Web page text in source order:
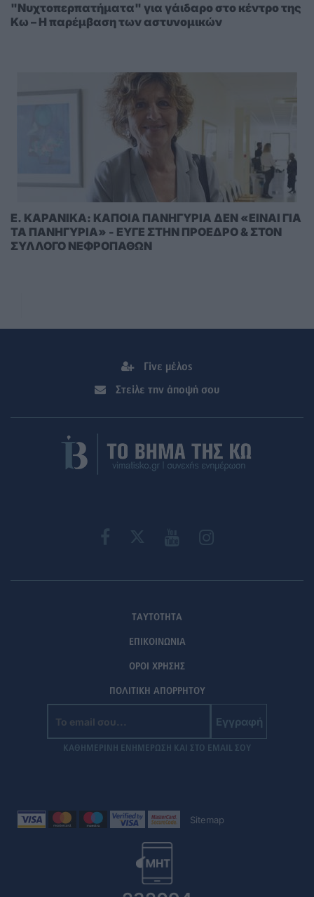
"Νυχτοπερπατήματα" για γάιδαρο στο κέντρο της
Κω – Η παρέμβαση των αστυνομικών
E. KAΡΑΝΙΚΑ: ΚΑΠΟΙΑ ΠΑΝΗΓΥΡΙΑ ΔΕΝ «ΕΙΝΑΙ ΓΙΑ
ΤΑ ΠΑΝΗΓΥΡΙΑ» - ΕΥΓΕ ΣΤΗΝ ΠΡΟΕΔΡΟ & ΣΤΟΝ
ΣΥΛΛΟΓΟ ΝΕΦΡΟΠΑΘΩΝ
Γίνε μέλος
Στείλε την άποψή σου
ΤΑΥΤΟΤΗΤΑ
ΕΠΙΚΟΙΝΩΝΙΑ
ΟΡΟΙ ΧΡΗΣΗΣ
ΠΟΛΙΤΙΚΗ ΑΠΟΡΡΗΤΟΥ
Εγγραφή
ΚΑΘΗΜΕΡΙΝΗ ΕΝΗΜΕΡΩΣΗ ΚΑΙ ΣΤΟ EMAIL ΣΟΥ
Sitemap